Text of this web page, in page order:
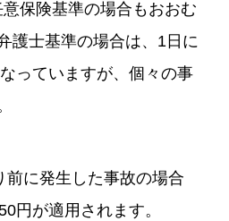
保険基準の場合もおおむ
護士基準の場合は、1日に
っていますが、個々の事
に発生した事故の場合
円が適用されます。